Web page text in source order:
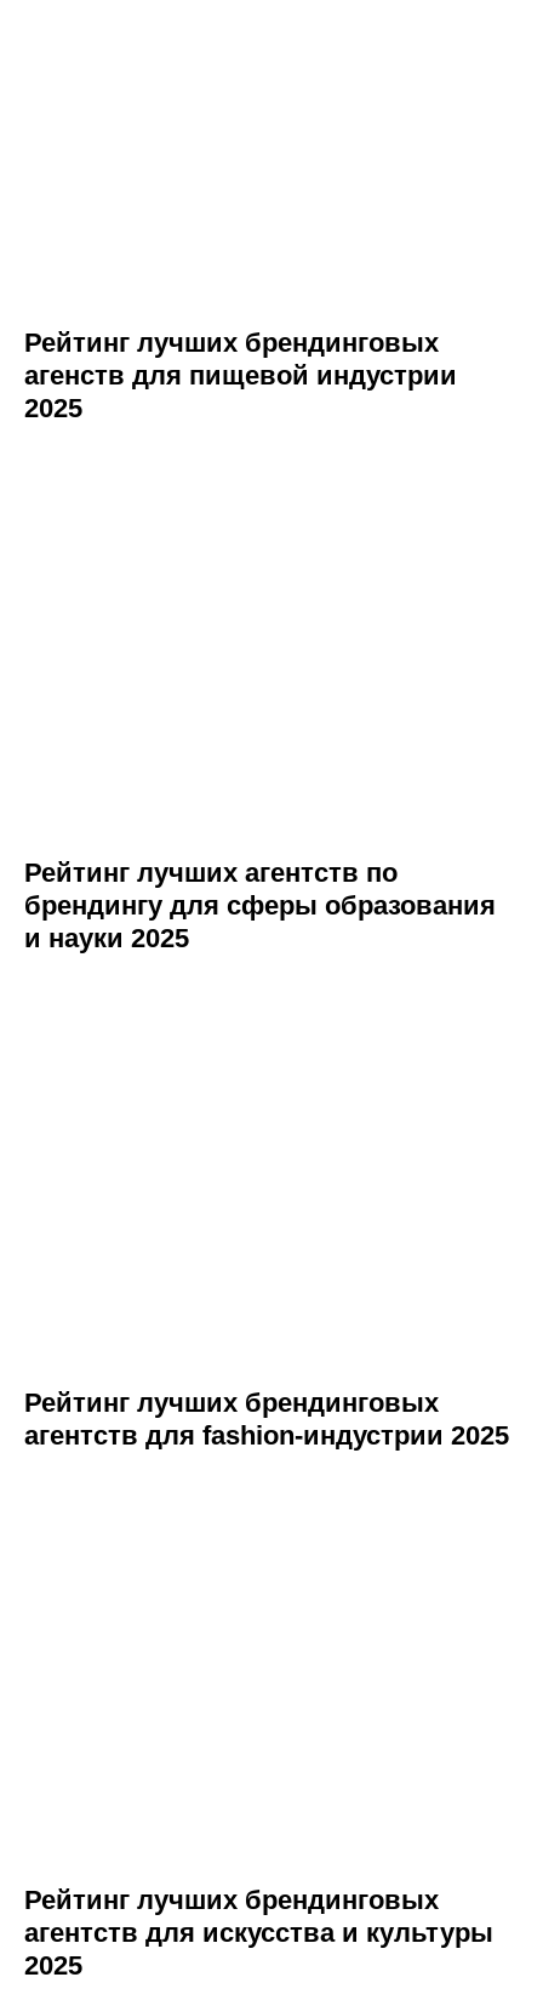
Рейтинг лучших брендинговых
агенств для пищевой индустрии
2025
Рейтинг лучших агентств по
брендингу для сферы образования
и науки 2025
Рейтинг лучших брендинговых
агентств для fashion-индустрии 2025
Рейтинг лучших брендинговых
агентств для искусства и культуры
2025